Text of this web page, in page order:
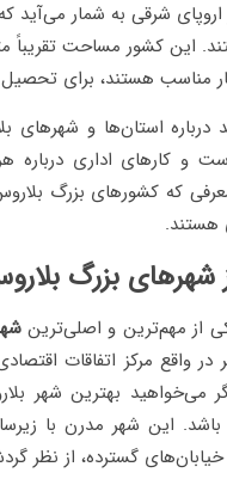
شرقی به شمار می‌آید که
این کشور مساحت تقریباً
مناسب هستند، برای
درباره استان‌ها و
و کارهای اداری درباره
که کشورهای بزرگ
هستند.
از مهم‌ترین و اصلی‌ترین
واقع مرکز اتفاقات
می‌خواهید بهترین شهر
این شهر مدرن با
گسترده، از نظر